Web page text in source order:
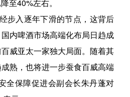
至40%左右。
步入逐年下滑的节点，这背后
内啤酒市场高端化布局日趋成
威亚太一家独大局面。随着其
熟，也将进一步蚕食百威高端
全保障促进会副会长朱丹蓬对